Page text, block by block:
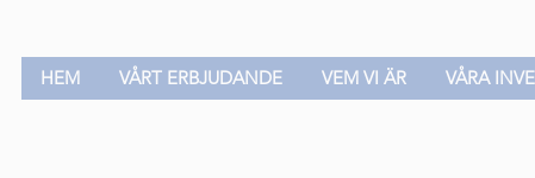
HEM VÅRT ERBJUDANDE VEM VI ÄR VÅRA